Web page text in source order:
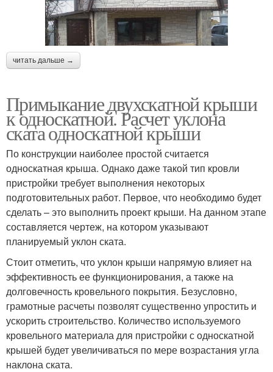
читать дальше →
Примыкание двухскатной крыши
к односкатной. Расчет уклона
ската односкатной крыши
По конструкции наиболее простой считается
односкатная крыша. Однако даже такой тип кровли
пристройки требует выполнения некоторых
подготовительных работ. Первое, что необходимо будет
сделать – это выполнить проект крыши. На данном этапе
составляется чертеж, на котором указывают
планируемый уклон ската.
Стоит отметить, что уклон крыши напрямую влияет на
эффективность ее функционирования, а также на
долговечность кровельного покрытия. Безусловно,
грамотные расчеты позволят существенно упростить и
ускорить строительство. Количество используемого
кровельного материала для пристройки с односкатной
крышей будет увеличиваться по мере возрастания угла
наклона ската.